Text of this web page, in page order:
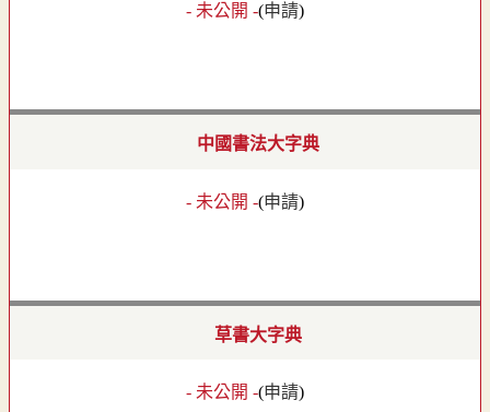
- 未公開 -(申請)
中國書法大字典
- 未公開 -(申請)
草書大字典
- 未公開 -(申請)